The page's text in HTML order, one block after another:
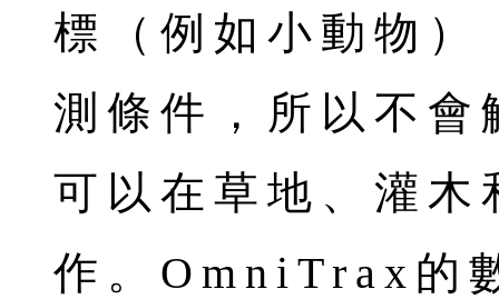
標（例如小動物
測條件，所以不
可以在草地、灌
作。OmniTrax的